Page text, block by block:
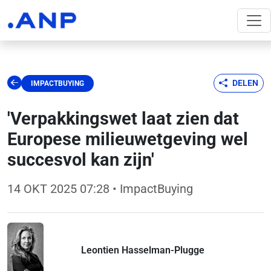
IMPACTBUYING DELEN
'Verpakkingswet laat zien dat
Europese milieuwetgeving wel
succesvol kan zijn'
14 OKT 2025 07:28 • ImpactBuying
Leontien Hasselman-Plugge